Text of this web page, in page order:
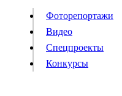
Видео
Конкурсы
Фоторепортажи
Видео
Спецпроекты
Конкурсы